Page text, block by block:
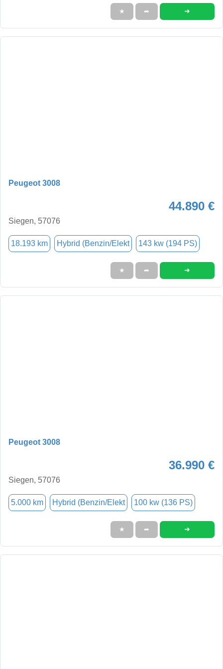
★ ➦ ➜
Peugeot 3008
44.890 €
Siegen, 57076
18.193 km Hybrid (Benzin/Elekt 143 kw (194 PS)
★ ➦ ➜
Peugeot 3008
36.990 €
Siegen, 57076
5.000 km Hybrid (Benzin/Elekt 100 kw (136 PS)
★ ➦ ➜